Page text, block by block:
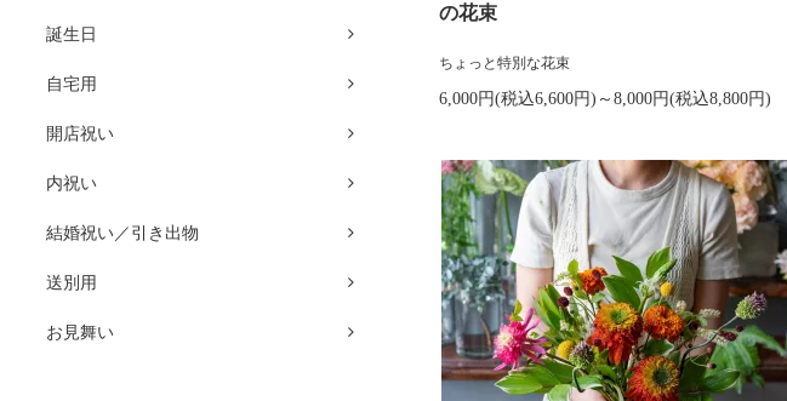
誕生日
自宅用
開店祝い
内祝い
結婚祝い／引き出物
送別用
お見舞い
の花束
ちょっと特別な花束
6,000円(税込6,600円)～8,000円(税込8,800円)